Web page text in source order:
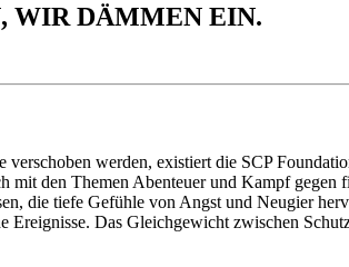
WIR DÄMMEN EIN.
werden, existiert die SCP
mit den Themen Abenteuer und Kampf
die tiefe Gefühle von Angst und Neugier
Ereignisse. Das Gleichgewicht zwischen